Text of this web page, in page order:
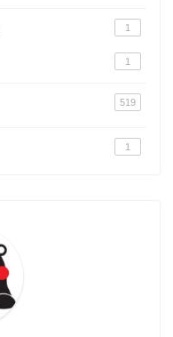
1
1
519
1
語対策講座
・カッコい
英文フレー